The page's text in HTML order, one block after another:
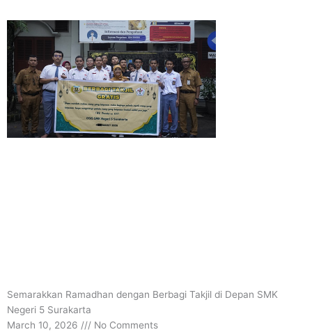
Semarakkan Ramadhan dengan Berbagi Takjil di Depan SMK
Negeri 5 Surakarta
March 10, 2026
No Comments